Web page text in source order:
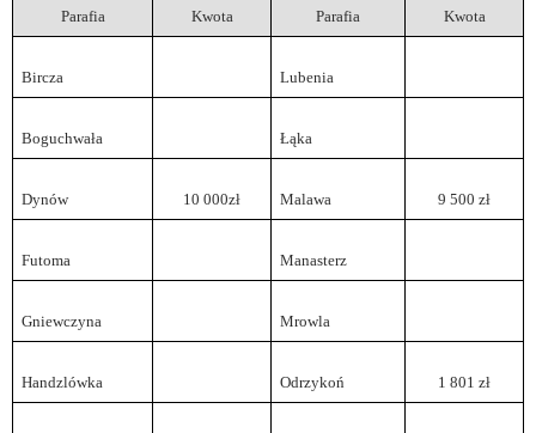
Parafia Kwota Parafia Kwota
Bircza Lubenia
Boguchwała Łąka
Dynów 10 000zł Malawa 9 500 zł
Futoma Manasterz
Gniewczyna Mrowla
Handzlówka Odrzykoń 1 801 zł